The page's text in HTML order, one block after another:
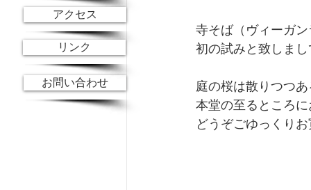
寺そば（ヴィーガ
初の試みと致しま
庭の桜は散りつつ
本堂の至るところ
どうぞごゆっくり
お問い合わせ
アクセス
リンク